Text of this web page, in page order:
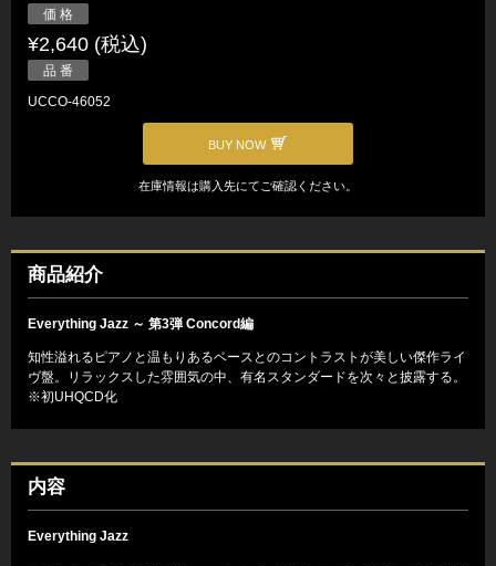
価 格
¥2,640 (税込)
品 番
UCCO-46052
BUY NOW
在庫情報は購入先にてご確認ください。
商品紹介
Everything Jazz ～ 第3弾 Concord編
知性溢れるピアノと温もりあるベースとのコントラストが美しい傑作ライ
ヴ盤。リラックスした雰囲気の中、有名スタンダードを次々と披露する。
※初UHQCD化
内容
Everything Jazz